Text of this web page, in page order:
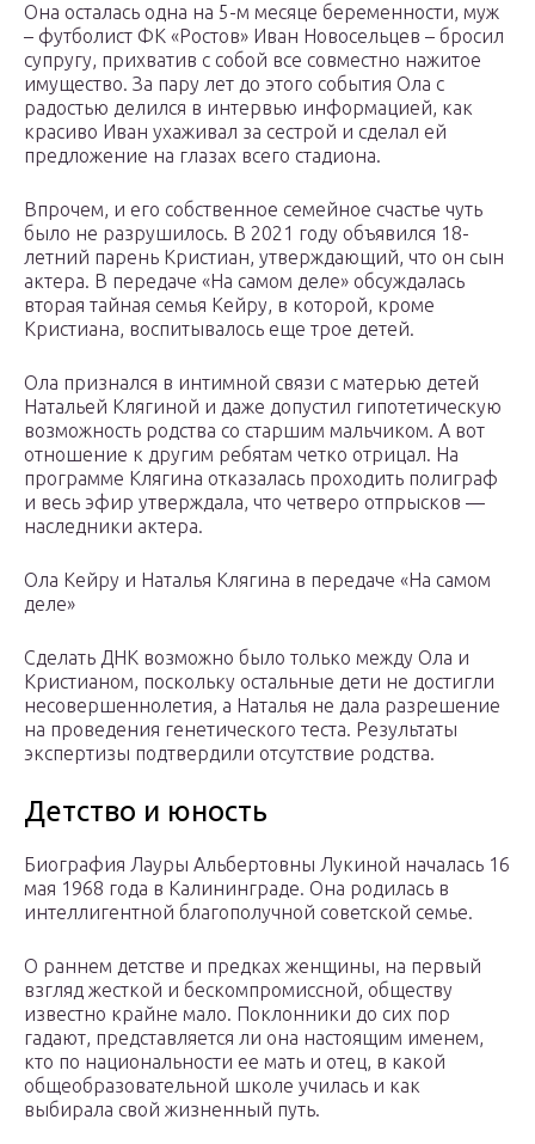
Она осталась одна на 5-м месяце беременности, муж
– футболист ФК «Ростов» Иван Новосельцев – бросил
супругу, прихватив с собой все совместно нажитое
имущество. За пару лет до этого события Ола с
радостью делился в интервью информацией, как
красиво Иван ухаживал за сестрой и сделал ей
предложение на глазах всего стадиона.
Впрочем, и его собственное семейное счастье чуть
было не разрушилось. В 2021 году объявился 18-
летний парень Кристиан, утверждающий, что он сын
актера. В передаче «На самом деле» обсуждалась
вторая тайная семья Кейру, в которой, кроме
Кристиана, воспитывалось еще трое детей.
Ола признался в интимной связи с матерью детей
Натальей Клягиной и даже допустил гипотетическую
возможность родства со старшим мальчиком. А вот
отношение к другим ребятам четко отрицал. На
программе Клягина отказалась проходить полиграф
и весь эфир утверждала, что четверо отпрысков —
наследники актера.
Ола Кейру и Наталья Клягина в передаче «На самом
деле»
Сделать ДНК возможно было только между Ола и
Кристианом, поскольку остальные дети не достигли
несовершеннолетия, а Наталья не дала разрешение
на проведения генетического теста. Результаты
экспертизы подтвердили отсутствие родства.
Детство и юность
Биография Лауры Альбертовны Лукиной началась 16
мая 1968 года в Калининграде. Она родилась в
интеллигентной благополучной советской семье.
О раннем детстве и предках женщины, на первый
взгляд жесткой и бескомпромиссной, обществу
известно крайне мало. Поклонники до сих пор
гадают, представляется ли она настоящим именем,
кто по национальности ее мать и отец, в какой
общеобразовательной школе училась и как
выбирала свой жизненный путь.